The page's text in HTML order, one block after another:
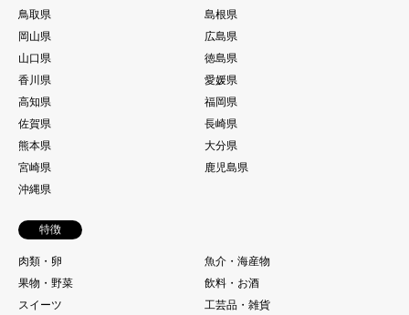
鳥取県
島根県
岡山県
広島県
山口県
徳島県
香川県
愛媛県
高知県
福岡県
佐賀県
長崎県
熊本県
大分県
宮崎県
鹿児島県
沖縄県
特徴
肉類・卵
魚介・海産物
果物・野菜
飲料・お酒
スイーツ
工芸品・雑貨